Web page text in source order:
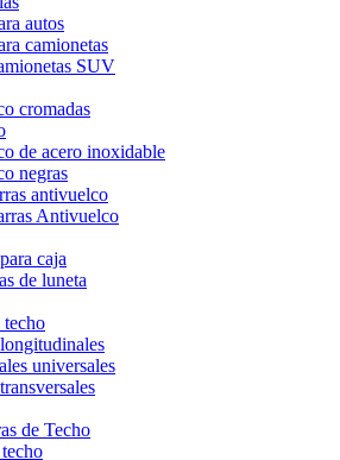
autos
camionetas
SUV
cromadas
de acero inoxidable
negras
antivuelco
Antivuelco
caja
de luneta
universales
de Techo